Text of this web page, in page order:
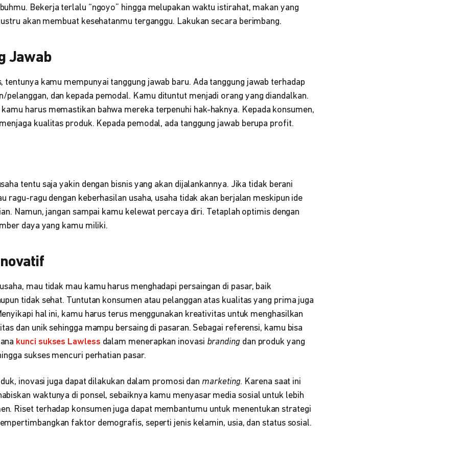
Bekerja terlalu “ngoyo” hingga melupakan waktu istirahat, makan yang
akan membuat kesehatanmu terganggu. Lakukan secara berimbang.
Jawab
tentunya kamu mempunyai tanggung jawab baru. Ada tanggung jawab terhadap
pelanggan, dan kepada pemodal. Kamu dituntut menjadi orang yang diandalkan.
kamu harus memastikan bahwa mereka terpenuhi hak-haknya. Kepada konsumen,
kualitas produk. Kepada pemodal, ada tanggung jawab berupa profit.
tentu saja yakin dengan bisnis yang akan dijalankannya. Jika tidak berani
ragu-ragu dengan keberhasilan usaha, usaha tidak akan berjalan meskipun ide
Namun, jangan sampai kamu kelewat percaya diri. Tetaplah optimis dengan
daya yang kamu miliki.
mau tidak mau kamu harus menghadapi persaingan di pasar, baik
tidak sehat. Tuntutan konsumen atau pelanggan atas kualitas yang prima juga
hal ini, kamu harus terus menggunakan kreativitas untuk menghasilkan
dan unik sehingga mampu bersaing di pasaran. Sebagai referensi, kamu bisa
kunci sukses Lawless dalam menerapkan inovasi branding dan produk yang
sukses mencuri perhatian pasar.
inovasi juga dapat dilakukan dalam promosi danmarketing. Karena saat ini
waktunya di ponsel, sebaiknya kamu menyasar media sosial untuk lebih
Riset terhadap konsumen juga dapat membantumu untuk menentukan strategi
faktor demografis, seperti jenis kelamin, usia, dan status sosial.